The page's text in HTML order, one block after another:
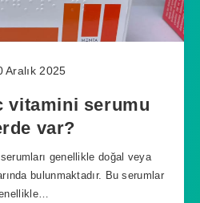
Aralık 2025
vitamini serumu
var?
genellikle doğal veya
bulunmaktadır. Bu serumlar